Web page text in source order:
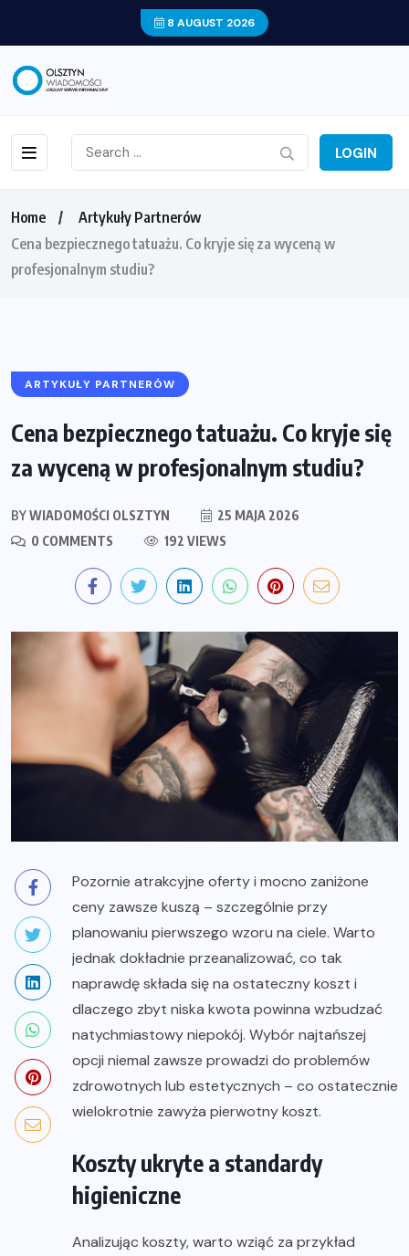
8 AUGUST 2026
LOGIN
Home
Artykuły Partnerów
Cena bezpiecznego tatuażu. Co kryje się za wyceną w
profesjonalnym studiu?
ARTYKUŁY PARTNERÓW
Cena bezpiecznego tatuażu. Co kryje się
za wyceną w profesjonalnym studiu?
BYWIADOMOŚCI OLSZTYN
25 MAJA 2026
0 COMMENTS
192 VIEWS
Pozornie atrakcyjne oferty i mocno zaniżone
ceny zawsze kuszą – szczególnie przy
planowaniu pierwszego wzoru na ciele. Warto
jednak dokładnie przeanalizować, co tak
naprawdę składa się na ostateczny koszt i
dlaczego zbyt niska kwota powinna wzbudzać
natychmiastowy niepokój. Wybór najtańszej
opcji niemal zawsze prowadzi do problemów
zdrowotnych lub estetycznych – co ostatecznie
wielokrotnie zawyża pierwotny koszt.
Koszty ukryte a standardy
higieniczne
Analizując koszty, warto wziąć za przykład